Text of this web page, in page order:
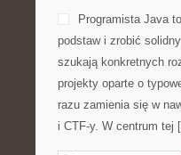
Programista Java
podstaw i zrobić
szukają konkretnych
projekty oparte o
razu zamienia się w
i CTF-y. W centrum tej